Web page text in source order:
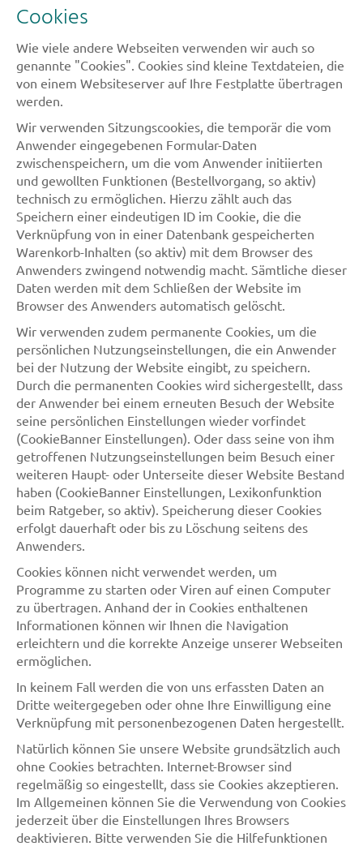
Cookies
Wie viele andere Webseiten verwenden wir auch so
genannte "Cookies". Cookies sind kleine Textdateien, die
von einem Websiteserver auf Ihre Festplatte übertragen
werden.
Wir verwenden Sitzungscookies, die temporär die vom
Anwender eingegebenen Formular-Daten
zwischenspeichern, um die vom Anwender initiierten
und gewollten Funktionen (Bestellvorgang, so aktiv)
technisch zu ermöglichen. Hierzu zählt auch das
Speichern einer eindeutigen ID im Cookie, die die
Verknüpfung von in einer Datenbank gespeicherten
Warenkorb-Inhalten (so aktiv) mit dem Browser des
Anwenders zwingend notwendig macht. Sämtliche dieser
Daten werden mit dem Schließen der Website im
Browser des Anwenders automatisch gelöscht.
Wir verwenden zudem permanente Cookies, um die
persönlichen Nutzungseinstellungen, die ein Anwender
bei der Nutzung der Website eingibt, zu speichern.
Durch die permanenten Cookies wird sichergestellt, dass
der Anwender bei einem erneuten Besuch der Website
seine persönlichen Einstellungen wieder vorfindet
(CookieBanner Einstellungen). Oder dass seine von ihm
getroffenen Nutzungseinstellungen beim Besuch einer
weiteren Haupt- oder Unterseite dieser Website Bestand
haben (CookieBanner Einstellungen, Lexikonfunktion
beim Ratgeber, so aktiv). Speicherung dieser Cookies
erfolgt dauerhaft oder bis zu Löschung seitens des
Anwenders.
Cookies können nicht verwendet werden, um
Programme zu starten oder Viren auf einen Computer
zu übertragen. Anhand der in Cookies enthaltenen
Informationen können wir Ihnen die Navigation
erleichtern und die korrekte Anzeige unserer Webseiten
ermöglichen.
In keinem Fall werden die von uns erfassten Daten an
Dritte weitergegeben oder ohne Ihre Einwilligung eine
Verknüpfung mit personenbezogenen Daten hergestellt.
Natürlich können Sie unsere Website grundsätzlich auch
ohne Cookies betrachten. Internet-Browser sind
regelmäßig so eingestellt, dass sie Cookies akzeptieren.
Im Allgemeinen können Sie die Verwendung von Cookies
jederzeit über die Einstellungen Ihres Browsers
deaktivieren. Bitte verwenden Sie die Hilfefunktionen